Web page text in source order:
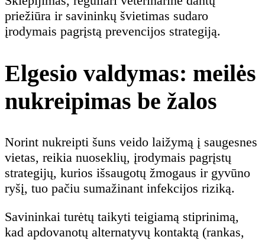
priežiūra ir savininkų švietimas sudaro
įrodymais pagrįstą prevencijos strategiją.
Elgesio valdymas: meilės
nukreipimas be žalos
Norint nukreipti šuns veido laižymą į saugesnes
vietas, reikia nuoseklių, įrodymais pagrįstų
strategijų, kurios išsaugotų žmogaus ir gyvūno
ryšį, tuo pačiu sumažinant infekcijos riziką.
Savininkai turėtų taikyti teigiamą stiprinimą,
kad apdovanotų alternatyvų kontaktą (rankas,